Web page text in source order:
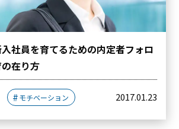
社員を育てるための内定者フォロ
在り方
モチベーション 2017.01.23